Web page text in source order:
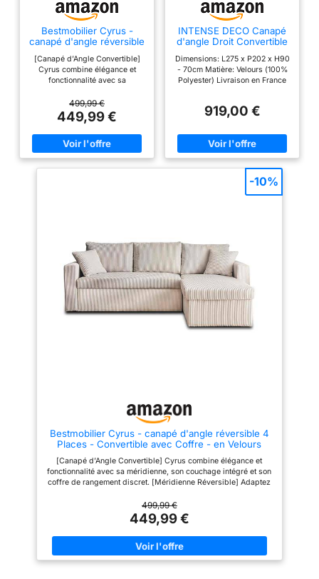
Bestmobilier Cyrus -
canapé d'angle réversible
avec Coffre - en Velours
côtelé
[Canapé d’Angle Convertible]
Cyrus combine élégance et
fonctionnalité avec sa
intégré et son coffre de
rangement discret.
499,99 €
449,99 €
INTENSE DECO Canapé
d'angle Droit Convertible
Taupe
Dimensions: L275 x P202 x H90
- 70cm Matière: Velours (100%
Polyester) Livraison en France
porte de votre domicile (rez-de-
919,00 €
Bestmobilier Cyrus - canapé d'angle réversible 4
Places - Convertible avec Coffre - en Velours
côtelé
[Canapé d’Angle Convertible] Cyrus combine élégance et
fonctionnalité avec sa méridienne, son couchage intégré et son
coffre de rangement discret. [Méridienne Réversible] Adaptez
ou à droite selon vos besoins. [Fonction Convertible] Se
transforme en lit d’appoint en un clin d’œil, idéal pour accueillir
vos invités avec confort. [Coffre Intégré] Rangez facilement
couvertures et coussins dans le coffre situé sous la méridienne
pour un salon toujours organisé. [Montage Simple] Notice
incluse pour un montage facile.
499,99 €
449,99 €
-10%